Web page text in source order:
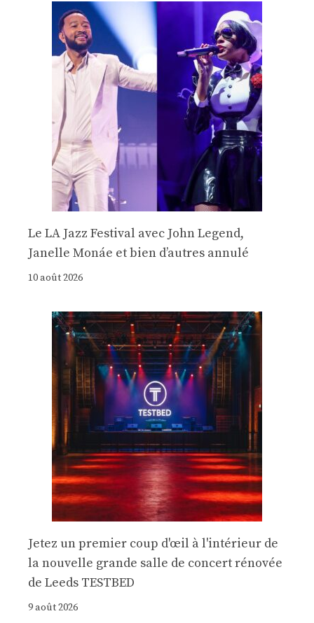
Le LA Jazz Festival avec John Legend,
Janelle Monáe et bien d’autres annulé
10 août 2026
Jetez un premier coup d'œil à l'intérieur de
la nouvelle grande salle de concert rénovée
de Leeds TESTBED
9 août 2026